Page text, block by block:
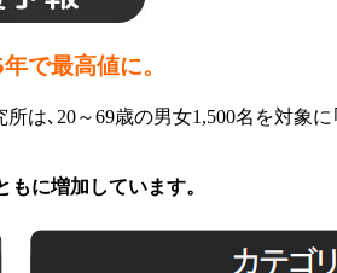
で最高値に。
は､20～69歳の男女1,500名を対象
もに増加しています。